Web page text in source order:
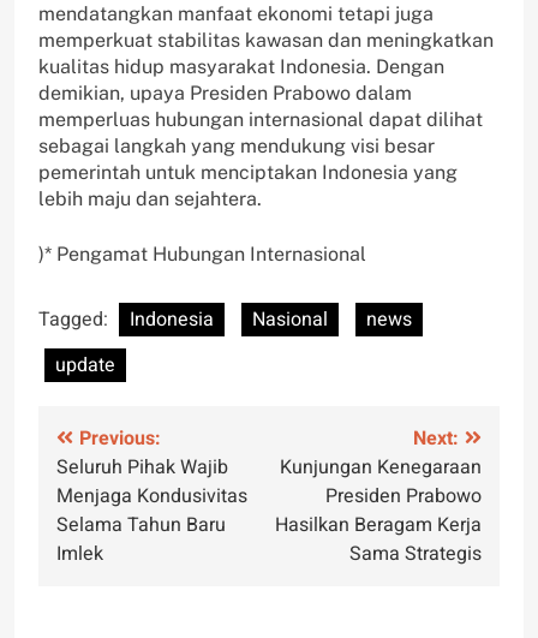
mendatangkan manfaat ekonomi tetapi juga
memperkuat stabilitas kawasan dan meningkatkan
kualitas hidup masyarakat Indonesia. Dengan
demikian, upaya Presiden Prabowo dalam
memperluas hubungan internasional dapat dilihat
sebagai langkah yang mendukung visi besar
pemerintah untuk menciptakan Indonesia yang
lebih maju dan sejahtera.
)* Pengamat Hubungan Internasional
Tagged: Indonesia Nasional
news
update
Post
navigation
Previous:
Seluruh Pihak Wajib
Menjaga Kondusivitas
Selama Tahun Baru
Imlek
Next:
Kunjungan Kenegaraan
Presiden Prabowo
Hasilkan Beragam Kerja
Sama Strategis